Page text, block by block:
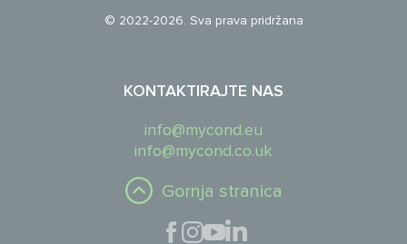
© 2022-2026. Sva prava pridržana
KONTAKTIRAJTE NAS
info@mycond.eu
info@mycond.co.uk
Gornja stranica